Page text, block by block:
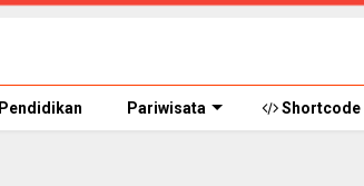
Pendidikan Pariwisata Shortcode